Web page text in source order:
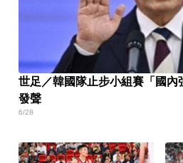
世足／韓國隊止步小組賽「國內
發聲
6/28